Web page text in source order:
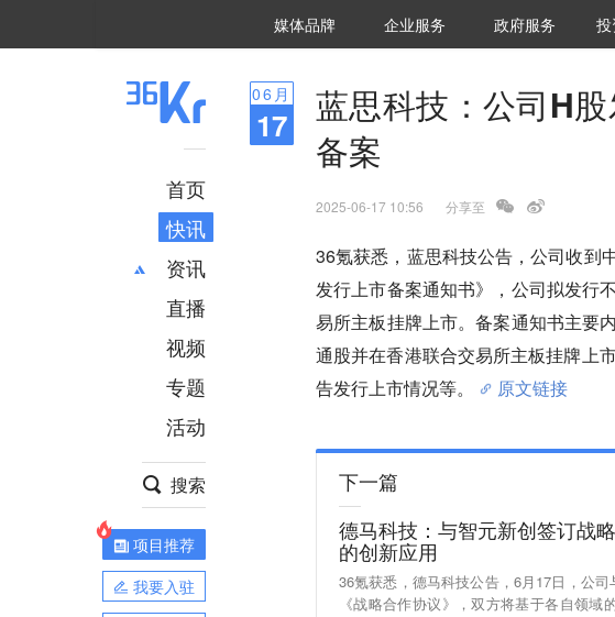
媒体品牌 36Kr研究院
企业服务 城市之窗
政府服务 投资
首页
快讯
资讯
推荐
财经
项目推荐
安徽
直播
视频
专题
活动
搜索
项目推荐
我要入驻
06 月
17
蓝思科技：公司H
备案
2025-06-17 10:56 分享至
36氪获悉，蓝思科技公告，公司收到
发行上市备案通知书》，公司拟发行
易所主板挂牌上市。备案通知书主要
通股并在香港联合交易所主板挂牌上
告发行上市情况等。
原文链接
下一篇
德马科技：与智元新创签订战
的创新应用
36氪获悉，德马科技公告，6月17日，公
《战略合作协议》，双方将基于各自领域